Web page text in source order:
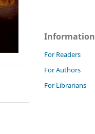
Information
For Readers
For Authors
For Librarians